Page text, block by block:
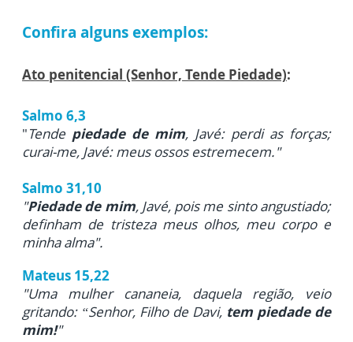
Confira alguns exemplos:
Ato penitencial (Senhor, Tende Piedade):
Salmo 6,3
"Tende piedade de mim, Javé: perdi as forças;
curai-me, Javé: meus ossos estremecem."
Salmo 31,10
"Piedade de mim, Javé, pois me sinto angustiado;
definham de tristeza meus olhos, meu corpo e
minha alma".
Mateus 15,22
"Uma mulher cananeia, daquela região, veio
gritando: “Senhor, Filho de Davi, tem piedade de
mim!"